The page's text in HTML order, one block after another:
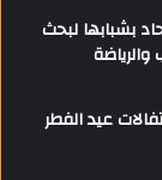
بشبابها لبحث
عيد الفطر